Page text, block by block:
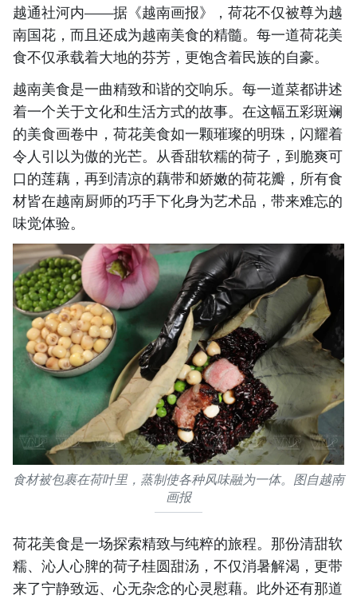
越通社河内——据《越南画报》，荷花不仅被尊为越
南国花，而且还成为越南美食的精髓。每一道荷花美
食不仅承载着大地的芬芳，更饱含着民族的自豪。
越南美食是一曲精致和谐的交响乐。每一道菜都讲述
着一个关于文化和生活方式的故事。在这幅五彩斑斓
的美食画卷中，荷花美食如一颗璀璨的明珠，闪耀着
令人引以为傲的光芒。从香甜软糯的荷子，到脆爽可
口的莲藕，再到清凉的藕带和娇嫩的荷花瓣，所有食
材皆在越南厨师的巧手下化身为艺术品，带来难忘的
味觉体验。
食材被包裹在荷叶里，蒸制使各种风味融为一体。图自越南
画报
荷花美食是一场探索精致与纯粹的旅程。那份清甜软
糯、沁人心脾的荷子桂圆甜汤，不仅消暑解渴，更带
来了宁静致远、心无杂念的心灵慰藉。此外还有那道